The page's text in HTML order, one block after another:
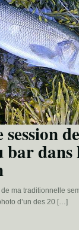
bar dans
ma traditionnelle
d’un des 20 […]